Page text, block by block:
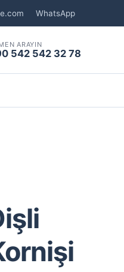
WhatsApp
ARAYIN
542 542 32 78